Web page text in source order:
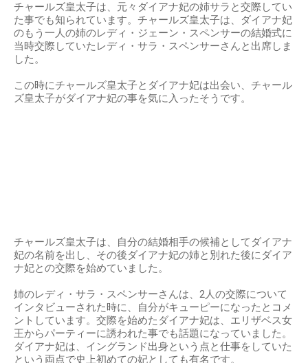
チャールズ皇太子は、元々ダイアナ妃の姉サラと交際してい
た事でも知られています。チャールズ皇太子は、ダイアナ妃
のもう一人の姉のレディ・ジェーン・スペンサーの結婚式に
当時交際していたレディ・サラ・スペンサーさんと出席しま
した。
この時にチャールズ皇太子とダイアナ妃は出会い、チャール
ズ皇太子がダイアナ妃の事を気に入ったそうです。
チャールズ皇太子は、自分の結婚相手の候補としてダイアナ
妃の名前を出し、その後ダイアナ妃の姉と別れた後にダイア
ナ妃との交際を始めていました。
姉のレディ・サラ・スペンサーさんは、2人の交際について
インタビューされた時に、自分がキューピーになったとコメ
ントしています。交際を始めたダイアナ妃は、エリザベス女
王からパーティーに誘われた事でも話題になっていました。
ダイアナ妃は、イングランド出身という点と仕事をしていた
という両点で史上初めての妃としても有名です。